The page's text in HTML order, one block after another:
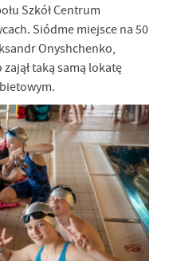
Szkół Centrum
Siódme miejsce na 50
Onyshchenko,
taką samą lokatę